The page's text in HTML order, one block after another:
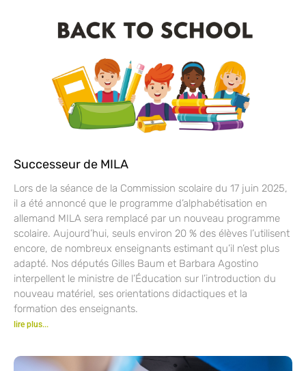
Successeur de MILA
Lors de la séance de la Commission scolaire du 17 juin 2025,
il a été annoncé que le programme d’alphabétisation en
allemand MILA sera remplacé par un nouveau programme
scolaire. Aujourd’hui, seuls environ 20 % des élèves l’utilisent
encore, de nombreux enseignants estimant qu’il n’est plus
adapté. Nos députés Gilles Baum et Barbara Agostino
interpellent le ministre de l’Éducation sur l’introduction du
nouveau matériel, ses orientations didactiques et la
formation des enseignants.
lire plus...